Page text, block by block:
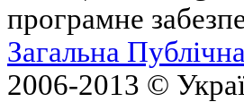
програмне
Загальна
2006-2013 ©